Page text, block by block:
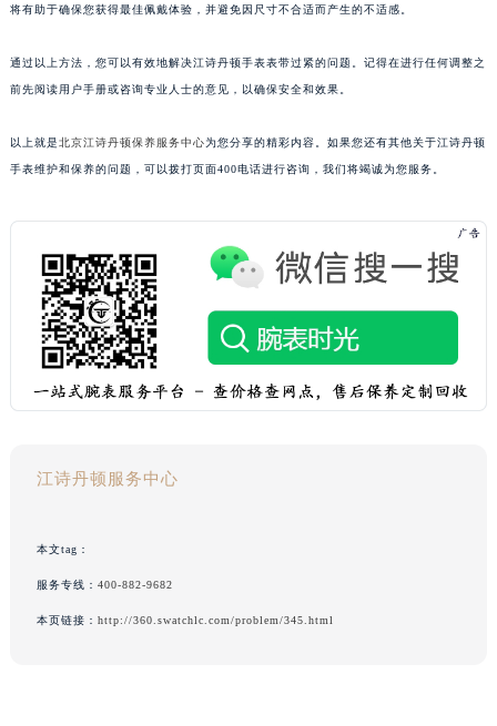
将有助于确保您获得最佳佩戴体验，并避免因尺寸不合适而产生的不适感。
通过以上方法，您可以有效地解决江诗丹顿手表表带过紧的问题。记得在进行任何调整之
前先阅读用户手册或咨询专业人士的意见，以确保安全和效果。
以上就是北京江诗丹顿保养服务中心为您分享的精彩内容。如果您还有其他关于江诗丹顿
手表维护和保养的问题，可以拨打页面400电话进行咨询，我们将竭诚为您服务。
江诗丹顿服务中心
本文tag：
服务专线： 400-882-9682
本页链接： http://360.swatchlc.com/problem/345.html